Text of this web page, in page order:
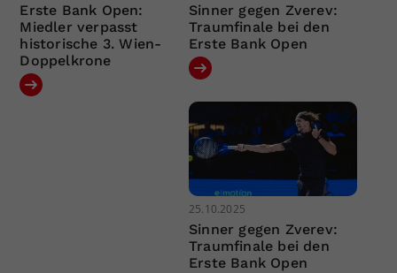
Erste Bank Open:
Miedler verpasst
historische 3. Wien-
Doppelkrone
Sinner gegen Zverev:
Traumfinale bei den
Erste Bank Open
25.10.2025
Sinner gegen Zverev:
Traumfinale bei den
Erste Bank Open